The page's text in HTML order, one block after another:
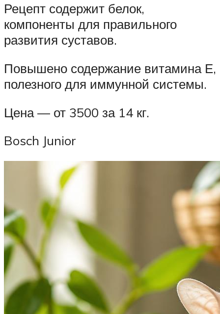
Рецепт содержит белок,
компоненты для правильного
развития суставов.
Повышено содержание витамина Е,
полезного для иммунной системы.
Цена — от 3500 за 14 кг.
Bosch Junior